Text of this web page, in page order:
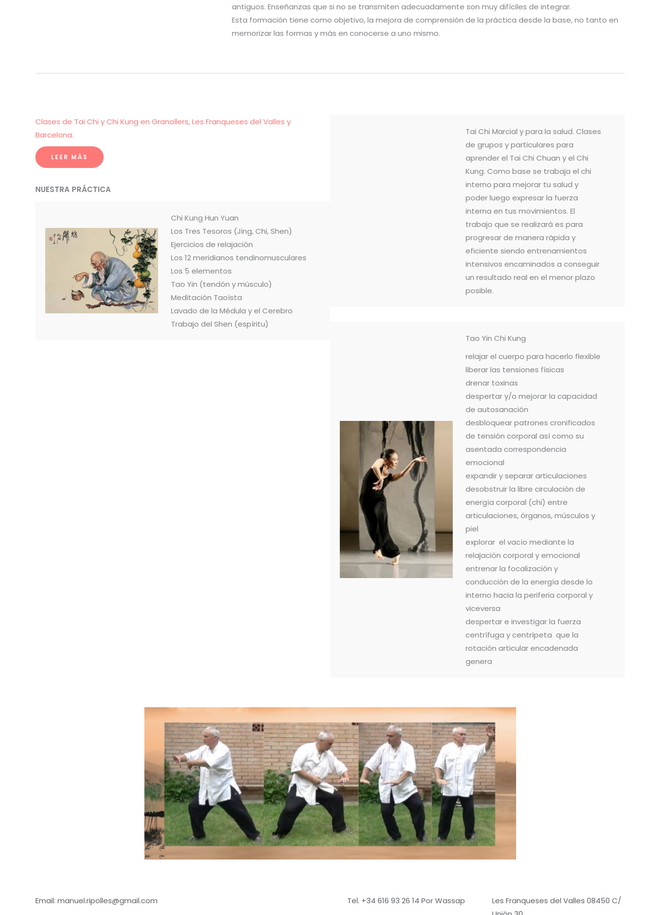
antiguos. Enseñanzas que si no se transmiten adecuadamente son muy difíciles de integrar.
Esta formación tiene como objetivo, la mejora de comprensión de la práctica desde la base, no tanto en
memorizar las formas y más en conocerse a uno mismo.
Clases de Tai Chi y Chi Kung en Granollers, Les Franqueses del Valles y
Barcelona.
LEER MÁS
NUESTRA PRÁCTICA
Chi Kung Hun Yuan
Los Tres Tesoros (Jing, Chi, Shen)
Ejercicios de relajación
Los 12 meridianos tendinomusculares
Los 5 elementos
Tao Yin (tendón y músculo)
Meditación Taoísta
Lavado de la Médula y el Cerebro
Trabajo del Shen (espíritu)
Tai Chi Marcial y para la salud. Clases
de grupos y particulares para
aprender el Tai Chi Chuan y el Chi
Kung. Como base se trabaja el chi
interno para mejorar tu salud y
poder luego expresar la fuerza
interna en tus movimientos. El
trabajo que se realizará es para
progresar de manera rápida y
eficiente siendo entrenamientos
intensivos encaminados a conseguir
un resultado real en el menor plazo
posible.
Tao Yin Chi Kung
relajar el cuerpo para hacerlo flexible
liberar las tensiones físicas
drenar toxinas
despertar y/o mejorar la capacidad
de autosanación
desbloquear patrones cronificados
de tensión corporal así como su
asentada correspondencia
emocional
expandir y separar articulaciones
desobstruir la libre circulación de
energía corporal (chi) entre
articulaciones, órganos, músculos y
piel
explorar el vacío mediante la
relajación corporal y emocional
entrenar la focalización y
conducción de la energía desde lo
interno hacia la periferia corporal y
viceversa
despertar e investigar la fuerza
centrífuga y centrípeta que la
rotación articular encadenada
genera
Email: manuel.ripolles@gmail.com Tel. +34 616 93 26 14 Por Wassap
Les Franqueses del Valles 08450 C/